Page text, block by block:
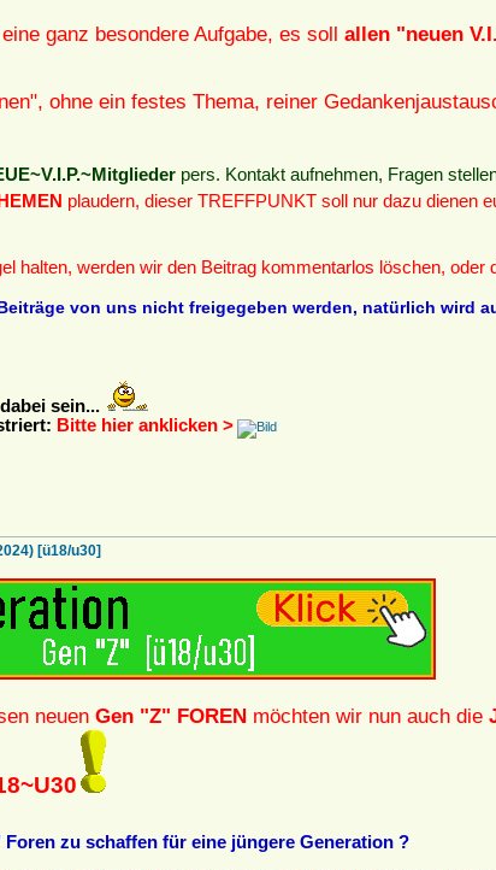
ganz besondere Aufgabe, es soll allen "neuen
ohne ein festes Thema, reiner
pers. Kontakt aufnehmen, Fragen
plaudern, dieser TREFFPUNKT soll nur dazu dienen
halten, werden wir den Beitrag kommentarlos löschen, oder
von uns nicht freigegeben werden, natürlich wird
sein...
Bitte hier anklicken >
[ü18/u30]
neuen Gen "Z" FOREN möchten wir nun auch die
zu schaffen für eine jüngere Generation ?